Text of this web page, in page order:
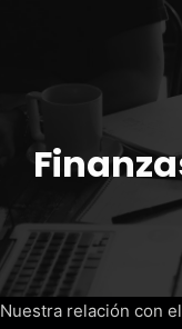
Nuestra relación con